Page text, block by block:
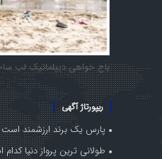
باج خواهی دیپلماتیک لب
ریپورتاژ آگهی
پارس یک برند ارزشمند است
طولانی ترین پرواز دنیا